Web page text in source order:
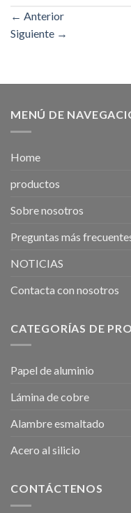
← Anterior
Siguiente →
MENÚ DE
Home
productos
Sobre nosotros
Preguntas más
NOTICIAS
Contacta con nosotros
CATEGORÍAS DE
Papel de aluminio
Lámina de cobre
Alambre esmaltado
Acero al silicio
CONTÁCTENOS